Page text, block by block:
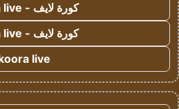
كورة لايف - koora live
كورة لايف - koora live
live